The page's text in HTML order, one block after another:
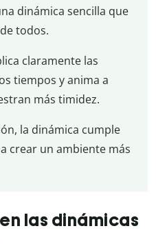
dinámica sencilla que
todos.
claramente las
tiempos y anima a
más timidez.
la dinámica cumple
crear un ambiente más
las dinámicas